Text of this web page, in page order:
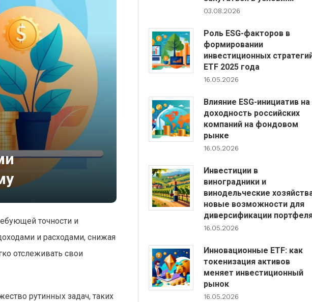
точности и
и расходами, снижая
отслеживать свои
рутинных задач, таких
03.08.2026
Роль ESG-факторов в
формировании
инвестиционных
ETF 2025 года
16.05.2026
Влияние ESG-инициатив на
доходность российских
компаний на фондовом
рынке
16.05.2026
Инвестиции в
виноградники и
винодельческие
новые возможности для
диверсификации
16.05.2026
Инновационные ETF: как
токенизация активов
меняет инвестиционный
рынок
16.05.2026